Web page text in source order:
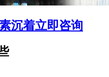
沉着立即咨询